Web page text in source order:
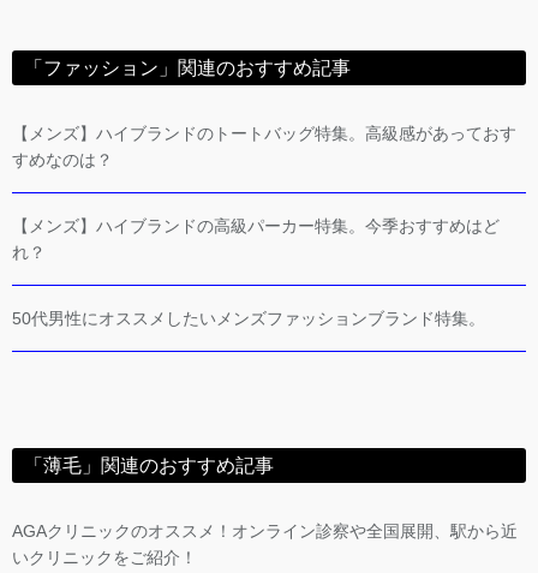
「ファッション」関連のおすすめ記事
【メンズ】ハイブランドのトートバッグ特集。高級感があっておす
すめなのは？
【メンズ】ハイブランドの高級パーカー特集。今季おすすめはど
れ？
50代男性にオススメしたいメンズファッションブランド特集。
「薄毛」関連のおすすめ記事
AGAクリニックのオススメ！オンライン診察や全国展開、駅から近
いクリニックをご紹介！